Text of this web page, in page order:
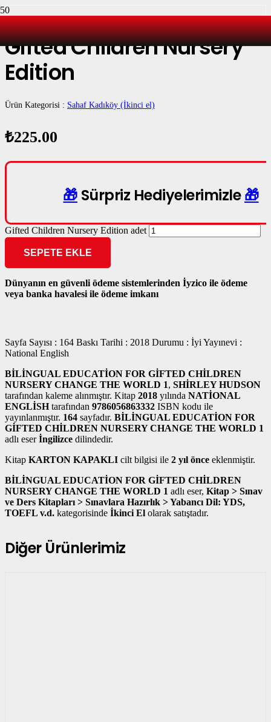
Gifted Children Nursery
Edition
Ürün Kategorisi : Sahaf Kadıköy (İkinci el)
₺225.00
🎁Sürpriz Hediyelerimizle🎁
Gifted Children Nursery Edition adet
SEPETE EKLE
Dünyanın en güvenli ödeme sistemlerinden İyzico ile ödeme
veya banka havalesi ile ödeme imkanı
Sayfa Sayısı : 164 Baskı Tarihi : 2018 Durumu : İyi Yayınevi :
National English
BİLİNGUAL EDUCATİON FOR GİFTED CHİLDREN
NURSERY CHANGE THE WORLD 1, SHİRLEY HUDSON
tarafından kaleme alınmıştır. Kitap 2018 yılında NATİONAL
ENGLİSHtarafından 9786056863332 ISBN kodu ile
yayınlanmıştır. 164 sayfadır. BİLİNGUAL EDUCATİON FOR
GİFTED CHİLDREN NURSERY CHANGE THE WORLD 1
adlı eserİngilizce dilindedir.
Kitap KARTON KAPAKLI cilt bilgisi ile 2 yıl önce eklenmiştir.
BİLİNGUAL EDUCATİON FOR GİFTED CHİLDREN
NURSERY CHANGE THE WORLD 1 adlı eser, Kitap > Sınav
ve Ders Kitapları > Sınavlara Hazırlık > Yabancı Dil: YDS,
TOEFL v.d. kategorisinde İkinci El olarak satıştadır.
Diğer Ürünlerimiz